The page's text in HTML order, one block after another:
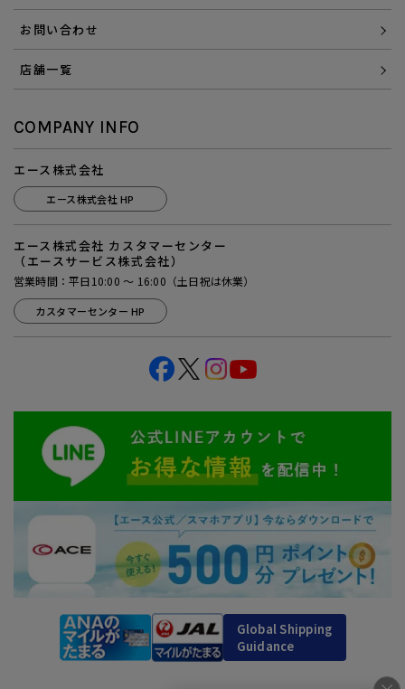
お問い合わせ
店舗一覧
COMPANY INFO
エース株式会社
エース株式会社 HP
エース株式会社 カスタマーセンター
（エースサービス株式会社）
営業時間：平日10:00 ～ 16:00（土日祝は休業）
カスタマーセンター HP
Global Shipping
Guidance